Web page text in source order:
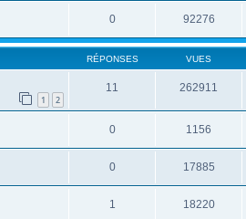
0 92276
RÉPONSES VUES
1 2
11 262911
0 1156
0 17885
1 18220